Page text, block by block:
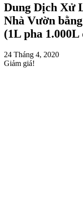
Dung Dịch Xử
Nhà Vườn
(1L pha
24 Tháng 4, 2020
Giảm giá!